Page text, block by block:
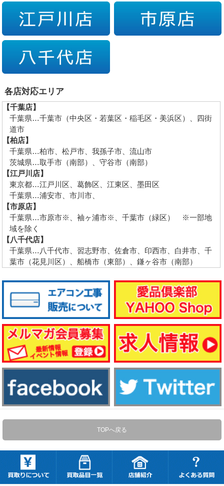
各店対応エリア
【千葉店】
千葉県…千葉市（中央区・若葉区・稲毛区・美浜区）、四街
道市
【柏店】
千葉県…柏市、松戸市、我孫子市、流山市
茨城県…取手市（南部）、守谷市（南部）
【江戸川店】
東京都…江戸川区、葛飾区、江東区、墨田区
千葉県…浦安市、市川市、
【市原店】
千葉県…市原市※、袖ヶ浦市※、千葉市（緑区） ※一部地
域を除く
【八千代店】
千葉県…八千代市、習志野市、佐倉市、印西市、白井市、千
葉市（花見川区）、船橋市（東部）、鎌ヶ谷市（南部）
TOPへ戻る